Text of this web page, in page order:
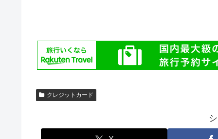
クレジットカード